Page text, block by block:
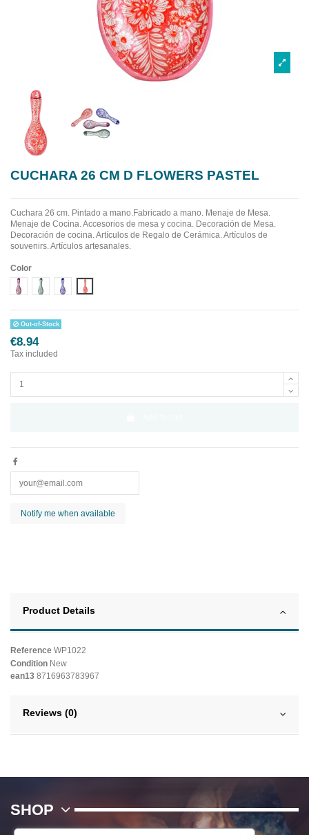
CUCHARA 26 CM D FLOWERS PASTEL
Cuchara 26 cm. Pintado a mano.Fabricado a mano. Menaje de Mesa.
Menaje de Cocina. Accesorios de mesa y cocina. Decoración de Mesa.
Decoración de cocina. Artículos de Regalo de Cerámica. Artículos de
souvenirs. Artículos artesanales.
Color
Diseño 1Diseño 2Diseño 3Diseño 4
Out-of-Stock
€8.94
Tax included
Product Details
Reference WP1022
Condition New
ean13 8716963783967
Reviews (0)
SHOP